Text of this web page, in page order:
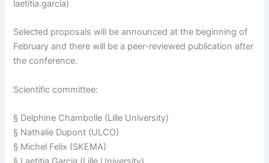
laetitia.garcia)
Selected proposals will be announced at the beginning of
February and there will be a peer-reviewed publication after
the conference.
Scientific committee:
§ Delphine Chambolle (Lille University)
§ Nathalie Dupont (ULCO)
§ Michel Felix (SKEMA)